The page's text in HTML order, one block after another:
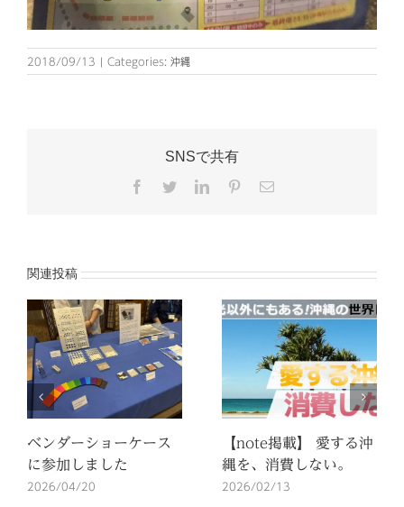
2018/09/13 | Categories: 沖縄
SNSで共有
Facebook
TwitterLinkedInPinterest
電
関連投稿
ベンダーショーケース
に参加しました
2026/04/20
【note掲載】 愛する沖
縄を、消費しない。
2026/02/13